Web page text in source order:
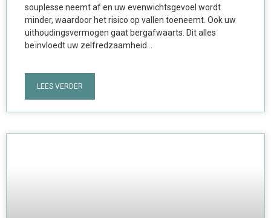
souplesse neemt af en uw evenwichtsgevoel wordt
minder, waardoor het risico op vallen toeneemt. Ook uw
uithoudingsvermogen gaat bergafwaarts. Dit alles
beïnvloedt uw zelfredzaamheid…
LEES VERDER